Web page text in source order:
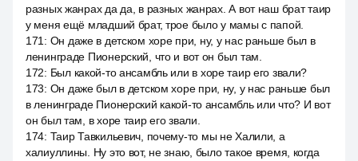
разных жанрах да да, в разных жанрах. А вот наш брат таир
у меня ещё младший брат, трое было у мамы с папой.
171 : Он даже в детском хоре при, ну, у нас раньше был в
ленинграде Пионерский, что и вот он был там.
172: Был какой-то ансамбль или в хоре таир его звали?
173: Он даже был в детском хоре при, ну, у нас раньше был
в ленинграде Пионерский какой-то ансамбль или что? И вот
он был там, в хоре таир его звали.
174: Таир Тавкильевич, почему-то мы не Халили, а
халиуллины. Ну это вот, не знаю, было такое время, когда